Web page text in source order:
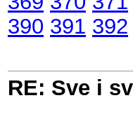
390 391 392
RE: Sve i